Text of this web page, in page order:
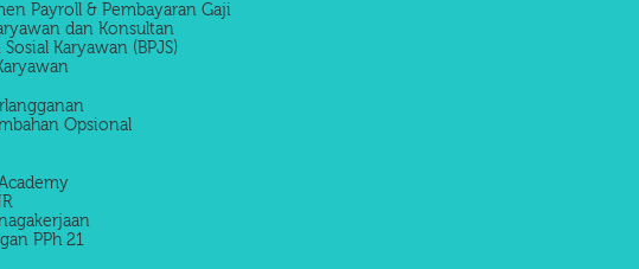
Payroll & Pembayaran Gaji
dan Konsultan
Karyawan (BPJS)
Opsional
PPh 21